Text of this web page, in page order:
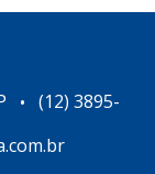
•
(12) 3895-